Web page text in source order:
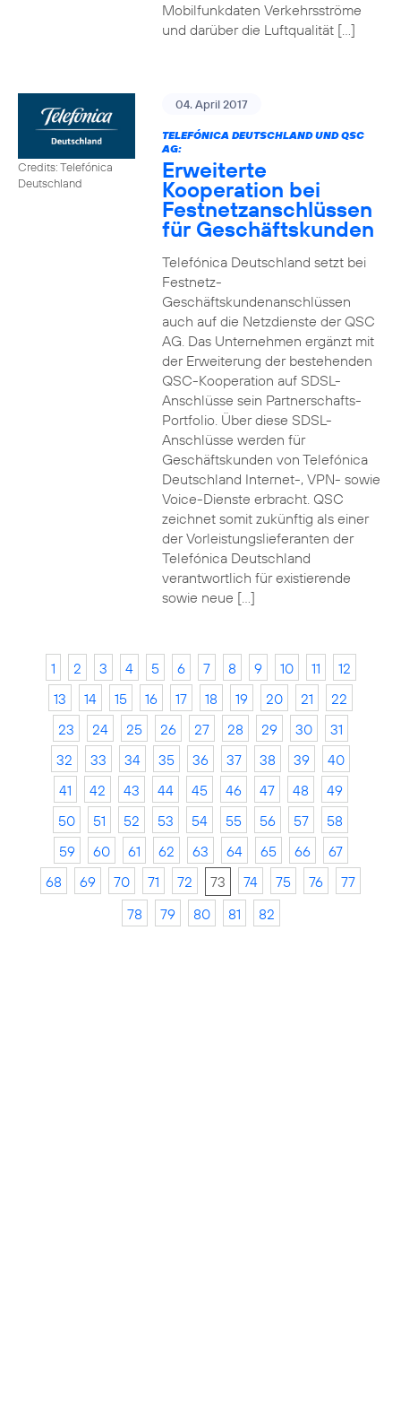
Mobilfunkdaten Verkehrsströme
und darüber die Luftqualität […]
Credits: Telefónica
Deutschland
04. April 2017
TELEFÓNICA DEUTSCHLAND UND QSC
AG:
Erweiterte
Kooperation bei
Festnetzanschlüssen
für Geschäftskunden
Telefónica Deutschland setzt bei
Festnetz-
Geschäftskundenanschlüssen
auch auf die Netzdienste der QSC
AG. Das Unternehmen ergänzt mit
der Erweiterung der bestehenden
QSC-Kooperation auf SDSL-
Anschlüsse sein Partnerschafts-
Portfolio. Über diese SDSL-
Anschlüsse werden für
Geschäftskunden von Telefónica
Deutschland Internet-, VPN- sowie
Voice-Dienste erbracht. QSC
zeichnet somit zukünftig als einer
der Vorleistungslieferanten der
Telefónica Deutschland
verantwortlich für existierende
sowie neue […]
1 2 3 4 5 6 7 8 9 10 11
12
13
14 15 16 17 18 19 20 21
22
23
24 25 26 27 28 29 30
31
32
33 34 35 36 37 38 39
40
41
42 43 44 45 46 47 48
49
50
51 52 53 54 55 56 57
58
59
60 61 62 63 64 65 66
67
68
69 70 71 72 73 74 75 76
77
78
79 80 81 82